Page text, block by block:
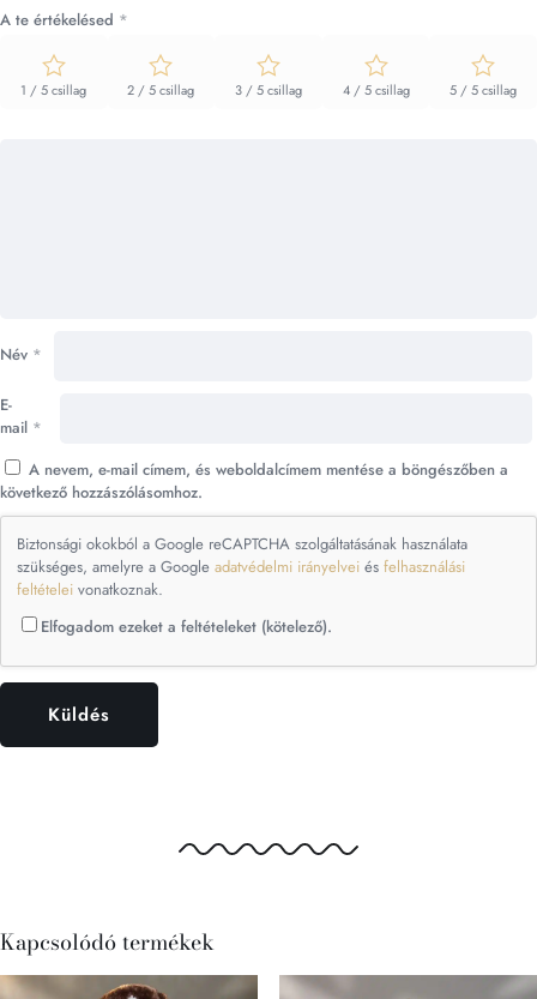
A te értékelésed *
1 / 5 csillag 2 / 5 csillag 3 / 5 csillag 4 / 5 csillag 5 / 5 csillag
Név *
E-
mail *
A nevem, e-mail címem, és weboldalcímem mentése a böngészőben a
következő hozzászólásomhoz.
Biztonsági okokból a Google reCAPTCHA szolgáltatásának használata
szükséges, amelyre a Google adatvédelmi irányelvei és felhasználási
feltételei vonatkoznak.
Elfogadom ezeket a feltételeket (kötelező).
Kapcsolódó termékek